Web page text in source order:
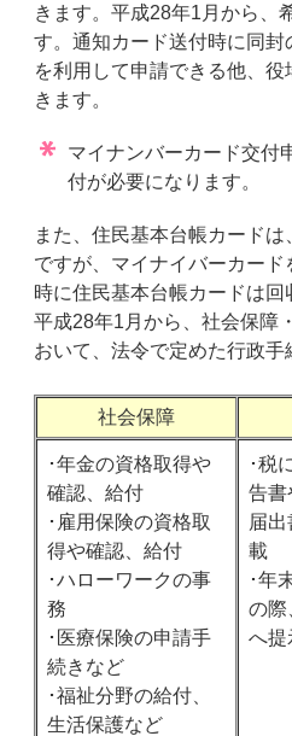
きます。平成28年1月から、
す。通知カード送付時に同
を利用して申請できる他、
きます。
マイナンバーカード交付
付が必要になります。
また、住民基本台帳カード
ですが、マイナイバーカー
時に住民基本台帳カードは回
平成28年1月から、社会保障
おいて、法令で定めた行政手
社会保障
･年金の資格取得や
確認、給付
･雇用保険の資格取
得や確認、給付
･ハローワークの事
務
･医療保険の申請手
続きなど
･福祉分野の給付、
生活保護など
･税
告書
届
載
･年
の際
へ提